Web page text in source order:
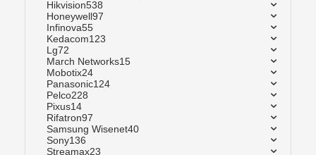
Hikvision538
Honeywell97
Infinova55
Kedacom123
Lg72
March Networks15
Mobotix24
Panasonic124
Pelco228
Pixus14
Rifatron97
Samsung Wisenet40
Sony136
Streamax23